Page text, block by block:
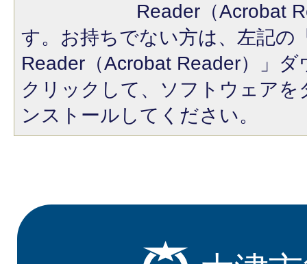
Reader（Acrobat
す。お持ちでない方は、左記の
Reader（Acrobat Reader）」
クリックして、ソフトウェア
ンストールしてください。